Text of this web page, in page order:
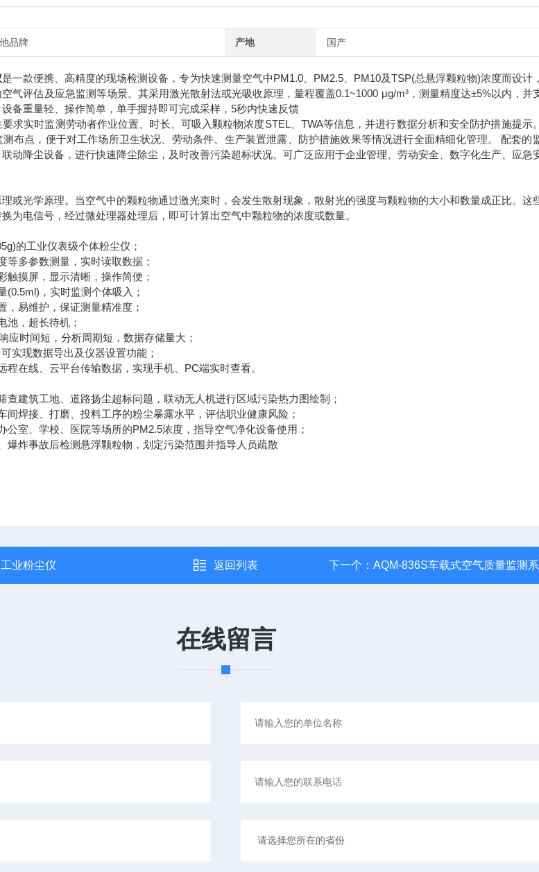
品牌 产地 国产
是一款便携、高精度的现场检测设备，专为快速测量空气中PM1.0、PM2.5、PM10及TSP(总悬浮颗粒物)浓度而设计
气评估及应急监测等场景。其采用激光散射法或光吸收原理，量程覆盖0.1~1000 μg/m³，测量精度达±5%以内，并
备重量轻、操作简单，单手握持即可完成采样，5秒内快速反馈
实时监测劳动者作业位置、时长、可吸入颗粒物浓度STEL、TWA等信息，并进行数据分析和安全防护措施提示
布点，便于对工作场所卫生状况、劳动条件、生产装置泄露、防护措施效果等情况进行全面精细化管理。 配套的
动降尘设备，进行快速降尘除尘，及时改善污染超标状况。可广泛应用于企业管理、劳动安全、数字化生产、应急
光学原理。当空气中的颗粒物通过激光束时，会发生散射现象，散射光的强度与颗粒物的大小和数量成正比。这
为电信号，经过微处理器处理后，即可计算出空气中颗粒物的浓度或数量。
的工业仪表级个体粉尘仪；
多参数测量，实时读取数据；
摸屏，显示清晰，操作简便；
，实时监测个体吸入；
易维护，保证测量精准度；
，超长待机；
时间短，分析周期短，数据存储量大；
现数据导出及仪器设置功能；
在线、云平台传输数据，实现手机、PC端实时查看。
建筑工地、道路扬尘超标问题，联动无人机进行区域污染热力图绘制；
焊接、打磨、投料工序的粉尘暴露水平，评估职业健康风险；
室、学校、医院等场所的PM2.5浓度，指导空气净化设备使用；
炸事故后检测悬浮颗粒物，划定污染范围并指导人员疏散
业粉尘仪 返回列表 下一个： AQM-836S车载式空气质量监测
在线留言